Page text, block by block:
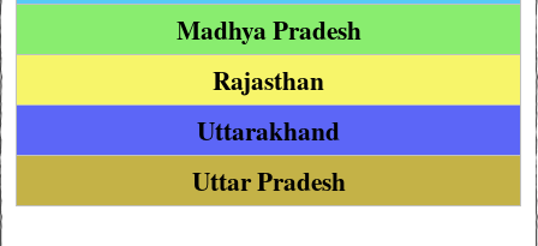
Madhya Pradesh
Rajasthan
Uttarakhand
Uttar Pradesh